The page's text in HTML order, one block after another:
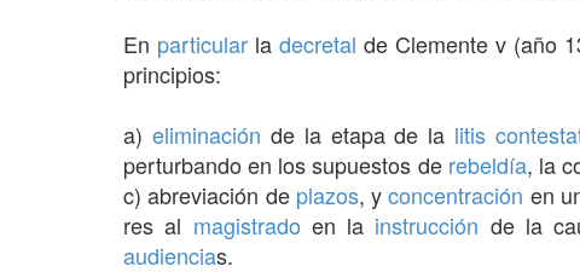
En particular la decretal de Clemente v (año
principios:
a) eliminación de la etapa de la litis
perturbando en los supuestos de rebeldía, la
c) abreviación de plazos, yconcentración en
res al magistrado en la instrucción de la
audiencias.